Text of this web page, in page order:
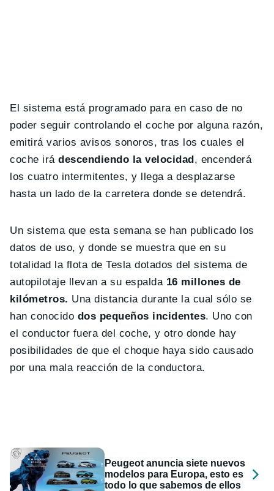
El sistema está programado para en caso de no
poder seguir controlando el coche por alguna razón,
emitirá varios avisos sonoros, tras los cuales el
coche irádescendiendo la velocidad, encenderá
los cuatro intermitentes, y llega a desplazarse
hasta un lado de la carretera donde se detendrá.
Un sistema que esta semana se han publicado los
datos de uso, y donde se muestra que en su
totalidad la flota de Tesla dotados del sistema de
autopilotaje llevan a su espalda 16 millones de
kilómetros. Una distancia durante la cual sólo se
han conocido dos pequeños incidentes. Uno con
el conductor fuera del coche, y otro donde hay
posibilidades de que el choque haya sido causado
por una mala reacción de la conductora.
Peugeot anuncia siete nuevos
modelos para Europa, esto es
todo lo que sabemos de ellos